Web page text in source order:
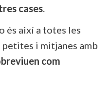
cases.
és així a totes les
i mitjanes amb
com